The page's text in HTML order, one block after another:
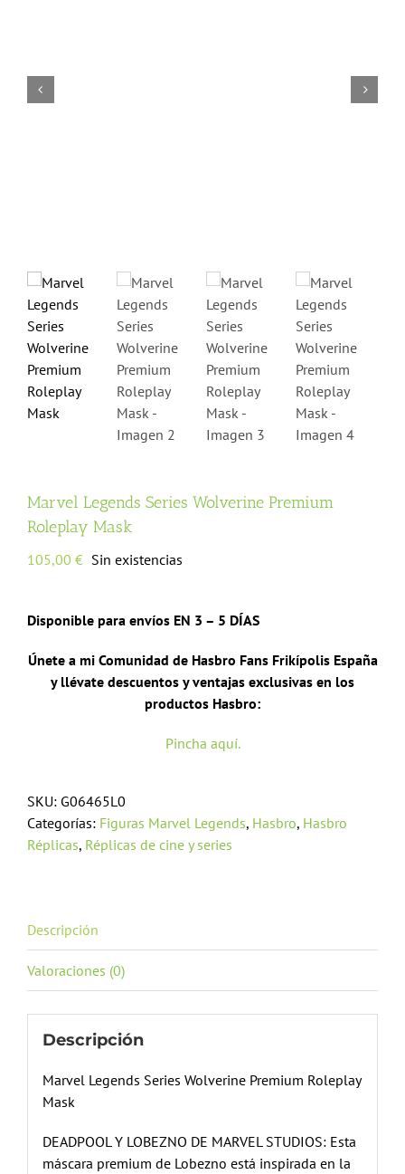
Marvel Legends Series Wolverine Premium
Roleplay Mask
105,00 € Sin existencias
Disponible para envíos EN 3 – 5 DÍAS
Únete a mi Comunidad de Hasbro Fans Frikípolis España
y llévate descuentos y ventajas exclusivas en los
productos Hasbro:
Pincha aquí.
SKU: G06465L0
Categorías: Figuras Marvel Legends, Hasbro, Hasbro
Réplicas, Réplicas de cine y series
Descripción
Valoraciones (0)
Descripción
Marvel Legends Series Wolverine Premium Roleplay
Mask
DEADPOOL Y LOBEZNO DE MARVEL STUDIOS: Esta
máscara premium de Lobezno está inspirada en la